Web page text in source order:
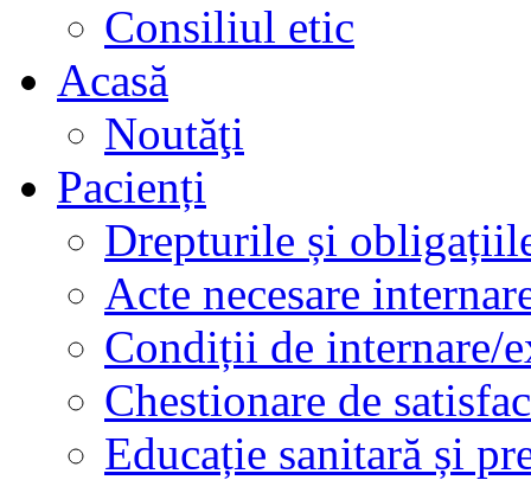
Consiliul etic
Acasă
Noutăţi
Pacienți
Drepturile și
Acte necesare
Condiții de internare/
Chestionare de
Educație sanitară și